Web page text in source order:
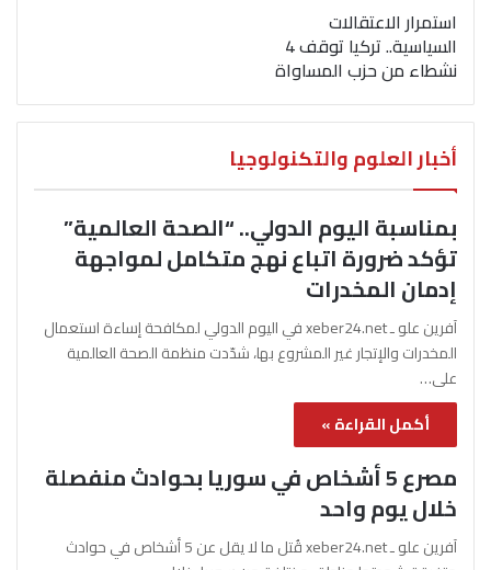
استمرار الاعتقالات
السياسية.. تركيا توقف 4
نشطاء من حزب المساواة
أخبار العلوم والتكنولوجيا
بمناسبة اليوم الدولي.. “الصحة العالمية”
تؤكد ضرورة اتباع نهج متكامل لمواجهة
إدمان المخدرات
آفرين علو ـ xeber24.net في اليوم الدولي لمكافحة إساءة استعمال
المخدرات والإتجار غير المشروع بها، شدّدت منظمة الصحة العالمية
على…
أكمل القراءة »
مصرع 5 أشخاص في سوريا بحوادث منفصلة
خلال يوم واحد
آفرين علو ـ xeber24.net قُتل ما لا يقل عن 5 أشخاص في حوادث